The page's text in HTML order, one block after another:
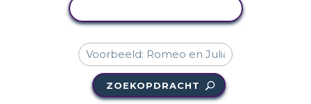
ZOEKOPDRACHT